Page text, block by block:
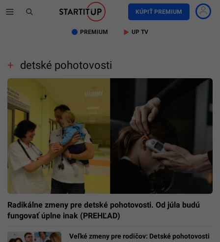
KÚPIŤ PREMIUM
PREMIUM UP TV
detské pohotovosti
Radikálne zmeny pre detské pohotovosti. Od júla budú
fungovať úplne inak (PREHĽAD)
Veľké zmeny pre rodičov: Detské pohotovosti